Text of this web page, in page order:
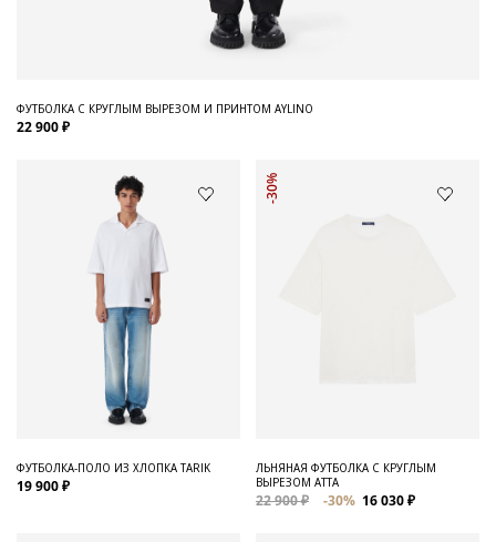
ФУТБОЛКА С КРУГЛЫМ ВЫРЕЗОМ И ПРИНТОМ AYLINO
22 900 ₽
ФУТБОЛКА-ПОЛО ИЗ ХЛОПКА TARIK
19 900 ₽
-30%
ЛЬНЯНАЯ ФУТБОЛКА С КРУГЛЫМ
ВЫРЕЗОМ ATTA
22 900 ₽ -30% 16 030 ₽